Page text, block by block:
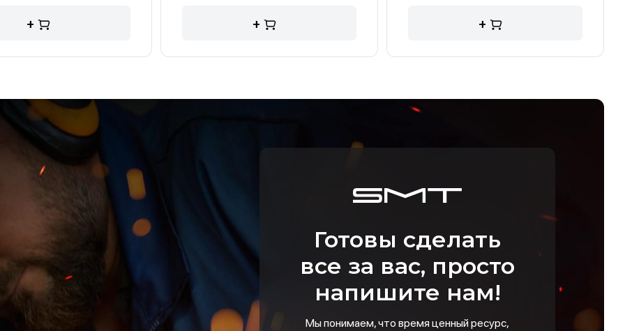
+ + +
Готовы сделать
все за вас, просто
напишите нам!
Мы понимаем, что время ценный ресурс,